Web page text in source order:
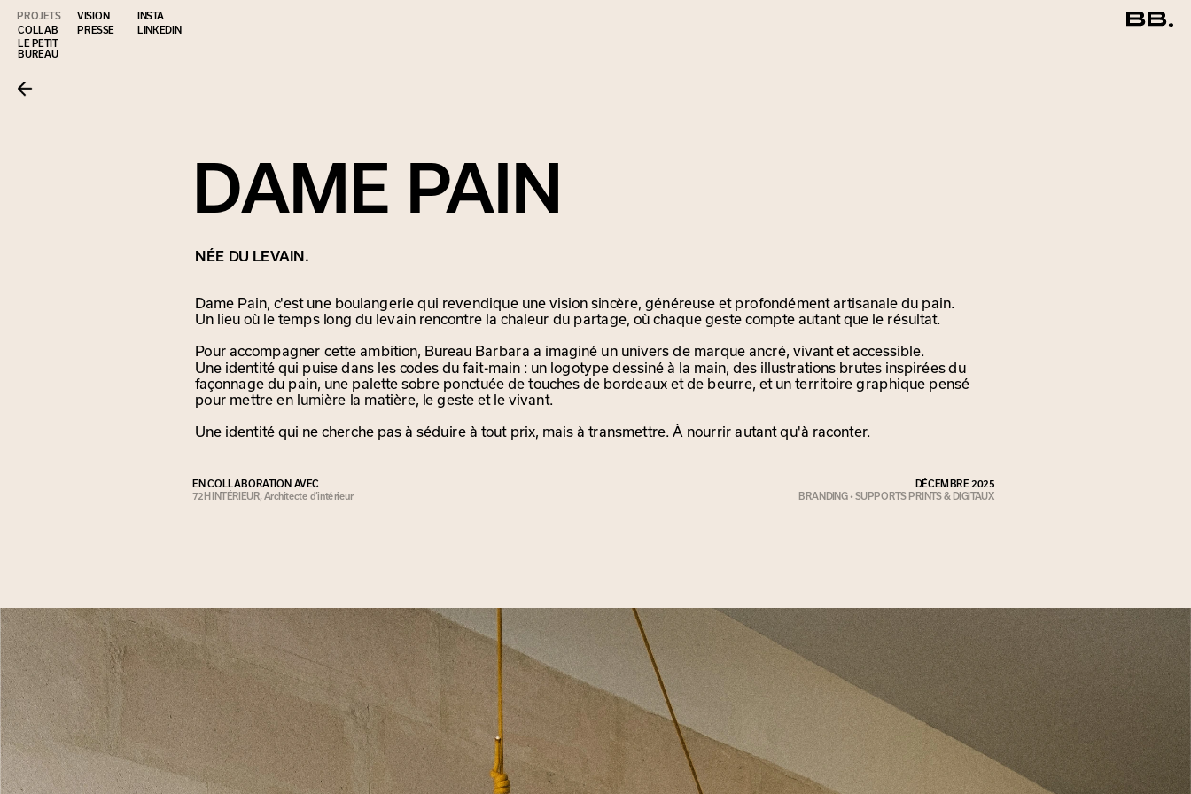
INSTA
VISION
PROJETS
COLLAB PRESSE LINKEDIN
LE PETIT
BUREAU
DAME PAIN
NÉE DU LEVAIN.
Dame Pain, c'est une boulangerie qui revendique une vision sincère, généreuse et profondément artisanale du pain.
Un lieu où le temps long du levain rencontre la chaleur du partage, où chaque geste compte autant que le résultat.
Pour accompagner cette ambition, Bureau Barbara a imaginé un univers de marque ancré, vivant et accessible.
Une identité qui puise dans les codes du fait-main : un logotype dessiné à la main, des illustrations brutes inspirées du
façonnage du pain, une palette sobre ponctuée de touches de bordeaux et de beurre, et un territoire graphique pensé
pour mettre en lumière la matière, le geste et le vivant.
Une identité qui ne cherche pas à séduire à tout prix, mais à transmettre. À nourrir autant qu'à raconter.
DÉCEMBRE 2025
EN COLLABORATION AVEC
BRANDING • SUPPORTS PRINTS & DIGITAUX
72H INTÉRIEUR, Architecte d’intérieur